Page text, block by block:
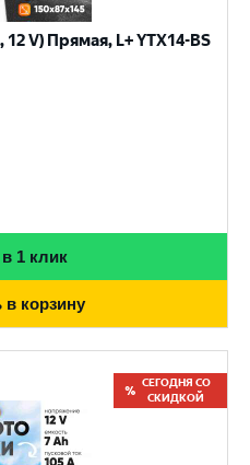
V) Прямая, L+ YTX14-BS
1 клик
в корзину
СЕГОДНЯ СО
СКИДКОЙ